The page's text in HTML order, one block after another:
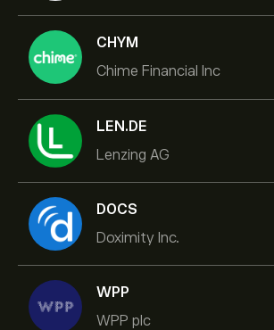
CHYM
Chime Financial Inc
LEN.DE
Lenzing AG
DOCS
Doximity Inc.
WPP
WPP plc